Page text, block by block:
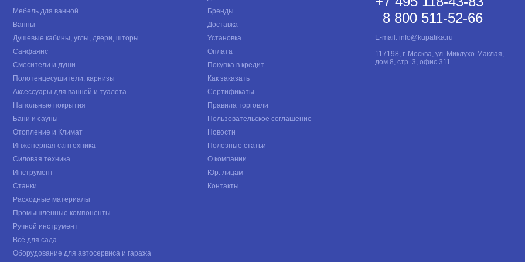
Мебель для ванной
Ванны
Душевые кабины, углы, двери, шторы
Санфаянс
Смесители и души
Полотенцесушители, карнизы
Аксессуары для ванной и туалета
Напольные покрытия
Бани и сауны
Отопление и Климат
Инженерная сантехника
Силовая техника
Инструмент
Станки
Расходные материалы
Промышленные компоненты
Ручной инструмент
Всё для сада
Оборудование для автосервиса и гаража
Бренды
Доставка
Установка
Оплата
Покупка в кредит
Как заказать
Сертификаты
Правила торговли
Пользовательское соглашение
Новости
Полезные статьи
О компании
Юр. лицам
Контакты
8 800 511-52-66
E-mail: info@kupatika.ru
117198, г. Москва, ул. Миклухо-Маклая,
дом 8, стр. 3, офис 311